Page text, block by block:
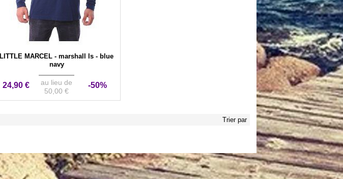
LITTLE MARCEL - marshall ls - blue
navy
24,90 €
au lieu de
50,00 €
-50%
Trier par